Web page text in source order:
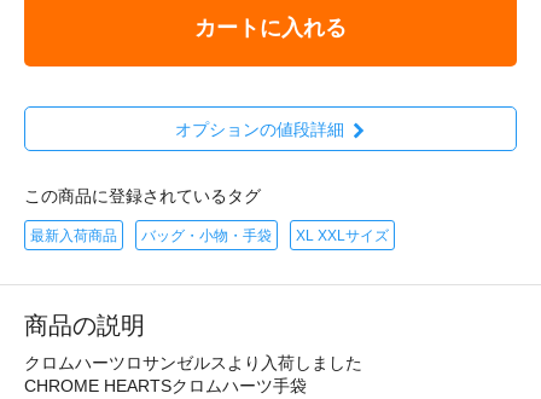
カートに入れる
オプションの値段詳細
この商品に登録されているタグ
最新入荷商品 バッグ・小物・手袋 XL XXLサイズ
商品の説明
クロムハーツロサンゼルスより入荷しました
CHROME HEARTSクロムハーツ手袋